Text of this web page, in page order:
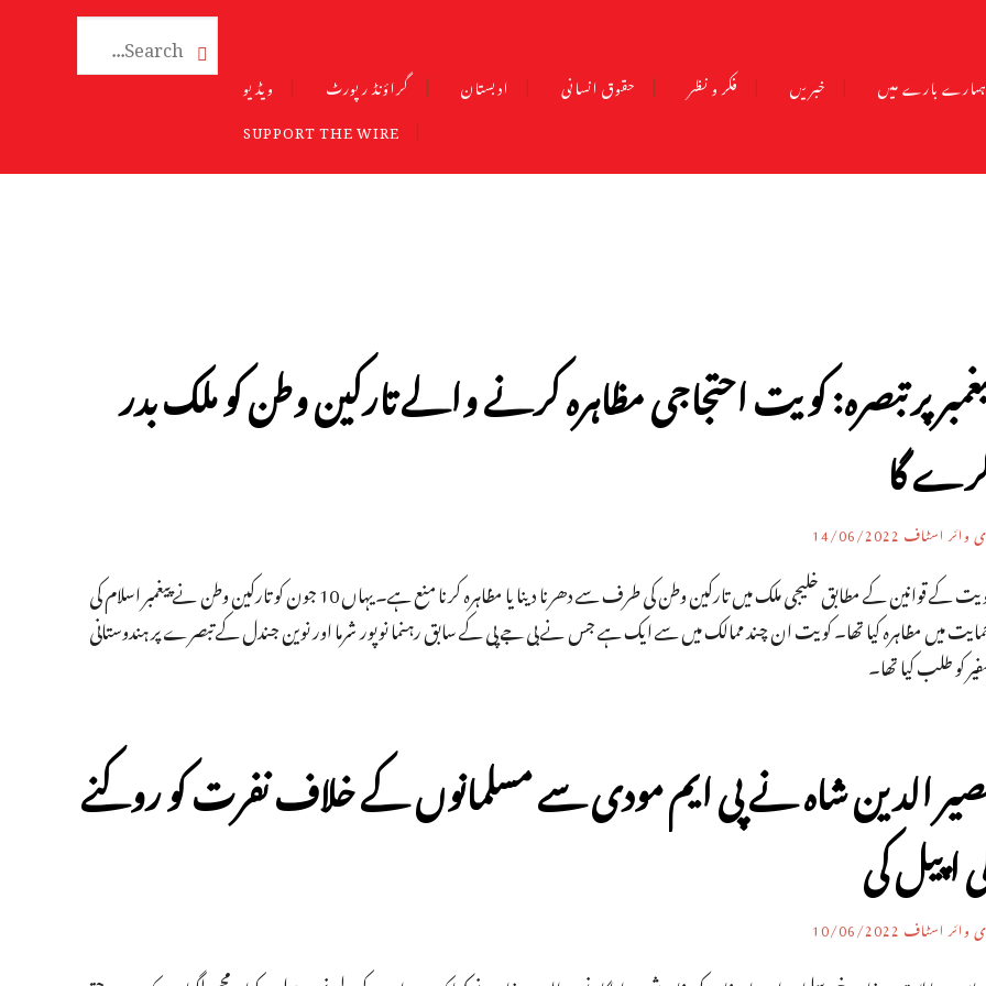
ہمارے بارے میں خبریں فکر و نظر حقوق انسانی ادبستان گراؤنڈ رپورٹ
ویڈیو
SUPPORT THE WIRE

پر تبصرہ: کویت احتجاجی مظاہرہ کرنے والے تارکین وطن کو ملک بدر
گا
وائر اسٹاف14/06/2022
کویت کے قوانین کے مطابق خلیجی ملک میں تارکین وطن کی طرف سے دھرنا دینا یا مظاہرہ کرنا منع ہے۔ یہاں 10 جون کو تارکین وطن نے پیغمبر اسلام کی
میں مظاہرہ کیا تھا۔ کویت ان چند ممالک میں سے ایک ہے جس نے بی جے پی کے سابق رہنما نوپور شرما اور نوین جندل کے تبصرے پر ہندوستانی
کو طلب کیا تھا۔
الدین شاہ نے پی ایم مودی سے مسلمانوں کے خلاف نفرت کو روکنے
اپیل کی
وائر اسٹاف10/06/2022